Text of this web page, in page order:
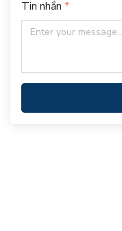
Tin nhắn